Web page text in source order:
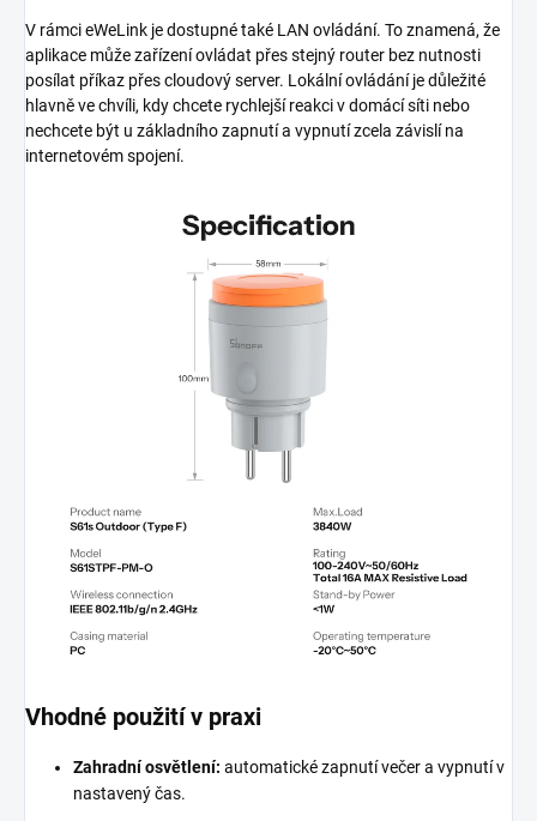
V rámci eWeLink je dostupné také LAN ovládání. To znamená, že
aplikace může zařízení ovládat přes stejný router bez nutnosti
posílat příkaz přes cloudový server. Lokální ovládání je důležité
hlavně ve chvíli, kdy chcete rychlejší reakci v domácí síti nebo
nechcete být u základního zapnutí a vypnutí zcela závislí na
internetovém spojení.
Vhodné použití v praxi
Zahradní osvětlení: automatické zapnutí večer a vypnutí v
nastavený čas.